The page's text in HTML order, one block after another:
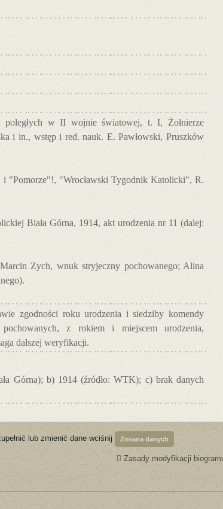
poległych w II wojnie światowej, t. I, Żołnierze
i in., wstęp i red. nauk. E. Pawłowski, Pruszków
"Pomorze"!, "Wrocławski Tygodnik Katolicki", R.
Biała Górna, 1914, akt urodzenia nr 11 (dalej:
Zych, wnuk stryjeczny pochowanego; Alina
zgodności roku urodzenia i siedziby komendy
z rokiem i miejscem urodzenia,
dalszej weryfikacji.
Górna); b) 1914 (źródło: WTK); c) brak danych
lub zmienić dane wciśnij Zmiana danych
Zasady modyfikacji